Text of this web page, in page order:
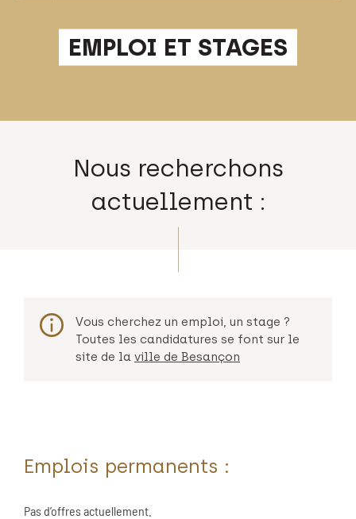
EMPLOI ET STAGES
Nous recherchons
actuellement :
Vous cherchez un emploi, un stage ?
Toutes les candidatures se font sur le
site de la ville de Besançon
Emplois permanents :
Pas d’offres actuellement.